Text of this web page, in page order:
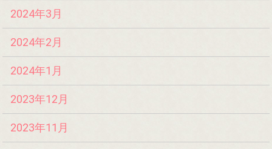
2024年3月
2024年2月
2024年1月
2023年12月
2023年11月